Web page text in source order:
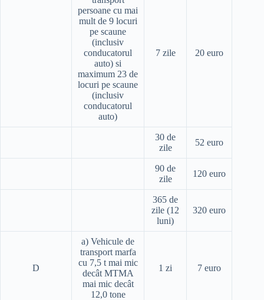
persoane cu mai
mult de 9 locuri
pe scaune
(inclusiv
conducatorul
auto) si
maximum 23 de
locuri pe scaune
(inclusiv
conducatorul
auto)
7 zile 20 euro
30 de
zile
52 euro
90 de
zile
120 euro
365 de
zile (12
luni)
320 euro
D
a) Vehicule de
transport marfa
cu 7,5 t mai mic
decât MTMA
mai mic decât
12,0 tone
1 zi 7 euro